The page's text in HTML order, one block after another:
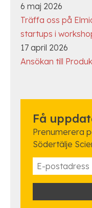
6 maj 2026
Träffa oss på
startups i
17 april 2026
Ansökan till
Få
Prenumerera
Södertälje